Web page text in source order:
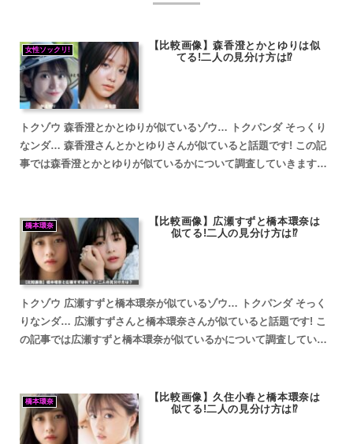
女性ソックリ!
【比較画像】森香澄とかとゆりは似
てる!二人の見分け方は⁉
トクゾウ 森香澄とかとゆりが似ているゾウ… トクパンダ そっくり
なンダ… 森香澄さんとかとゆりさんが似ていると話題です! この記
事では森香澄とかとゆりが似ているかについて調査していきます。
橋本環奈
【比較画像】広瀬すずと橋本環奈は
似てる!二人の見分け方は⁉
トクゾウ 広瀬すずと橋本環奈が似ているゾウ… トクパンダ そっく
りなンダ… 広瀬すずさんと橋本環奈さんが似ていると話題です! こ
の記事では広瀬すずと橋本環奈が似ているかについて調査していき
橋本環奈
【比較画像】久住小春と橋本環奈は
似てる!二人の見分け方は⁉